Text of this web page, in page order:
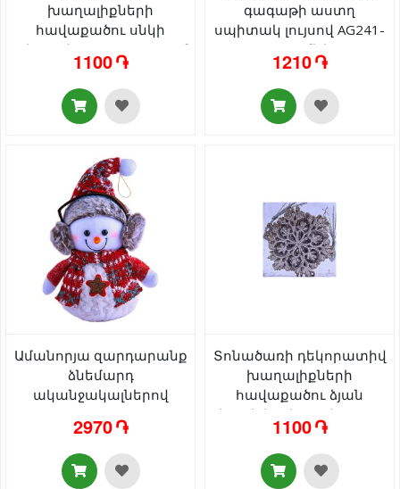
խաղալիքների
հավաքածու սնկի
տեսքով AG242-47-28 8սմ
6 հատ
1100 ֏
գագաթի աստղ
սպիտակ լույսով AG241-
43-9 մեծ
1210 ֏
Ամանորյա զարդարանք
ձնեմարդ
ականջակալներով
2970 ֏
Տոնածառի դեկորատիվ
խաղալիքների
հավաքածու ձյան
փաթիլի տեսքով AG241-
41-27 գունավոր փայլով
12 հատ
1100 ֏